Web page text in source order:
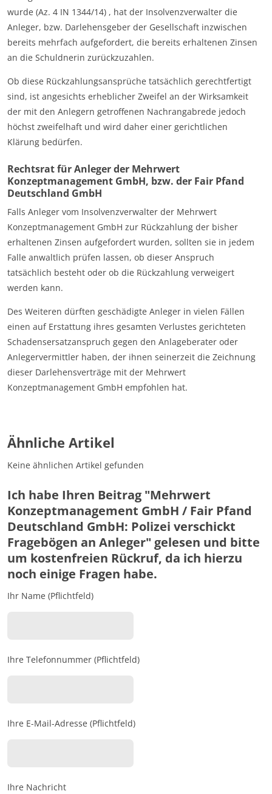
wurde (Az. 4 IN 1344/14) , hat der Insolvenzverwalter die
Anleger, bzw. Darlehensgeber der Gesellschaft inzwischen
bereits mehrfach aufgefordert, die bereits erhaltenen Zinsen
an die Schuldnerin zurückzuzahlen.
Ob diese Rückzahlungsansprüche tatsächlich gerechtfertigt
sind, ist angesichts erheblicher Zweifel an der Wirksamkeit
der mit den Anlegern getroffenen Nachrangabrede jedoch
höchst zweifelhaft und wird daher einer gerichtlichen
Klärung bedürfen.
Rechtsrat für Anleger der Mehrwert
Konzeptmanagement GmbH, bzw. der Fair Pfand
Deutschland GmbH
Falls Anleger vom Insolvenzverwalter der Mehrwert
Konzeptmanagement GmbH zur Rückzahlung der bisher
erhaltenen Zinsen aufgefordert wurden, sollten sie in jedem
Falle anwaltlich prüfen lassen, ob dieser Anspruch
tatsächlich besteht oder ob die Rückzahlung verweigert
werden kann.
Des Weiteren dürften geschädigte Anleger in vielen Fällen
einen auf Erstattung ihres gesamten Verlustes gerichteten
Schadensersatzanspruch gegen den Anlageberater oder
Anlegervermittler haben, der ihnen seinerzeit die Zeichnung
dieser Darlehensverträge mit der Mehrwert
Konzeptmanagement GmbH empfohlen hat.
Ähnliche Artikel
Keine ähnlichen Artikel gefunden
Ich habe Ihren Beitrag "Mehrwert
Konzeptmanagement GmbH / Fair Pfand
Deutschland GmbH: Polizei verschickt
Fragebögen an Anleger" gelesen und bitte
um kostenfreien Rückruf, da ich hierzu
noch einige Fragen habe.
Ihr Name (Pflichtfeld)
Ihre Telefonnummer (Pflichtfeld)
Ihre E-Mail-Adresse (Pflichtfeld)
Ihre Nachricht